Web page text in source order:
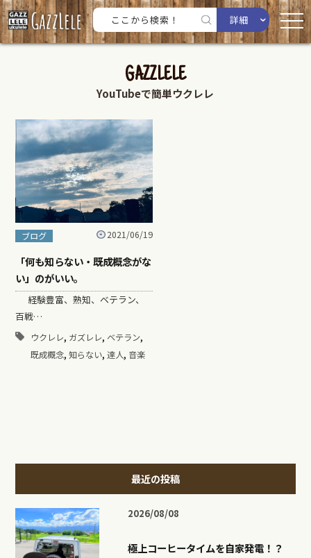
詳細
GAZZLELE
YouTubeで簡単ウクレレ
ブログ 2021/06/19
「何も知らない・既成概念がな
い」のがいい。
経験豊富、熟知、ベテラン、
百戦…
ウクレレ, ガズレレ, ベテラン,
既成概念, 知らない, 達人, 音楽
最近の投稿
2026/08/08
極上コーヒータイムを自家発電！？